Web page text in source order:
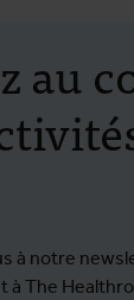
:
2026, Stien
`à
programme
au
à notre
à The